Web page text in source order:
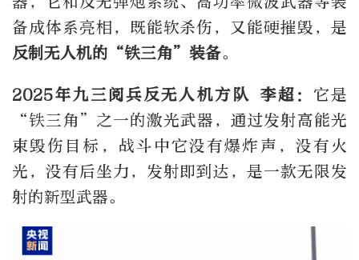
备成体系亮相，既能软杀伤，又能硬摧毁，是
反制无人机的“铁三角”装备。
2025年九三阅兵反无人机方队 李超： 它是
“铁三角”之一的激光武器，通过发射高能光
束毁伤目标，战斗中它没有爆炸声，没有火
光，没有后坐力，发射即到达，是一款无限发
射的新型武器。